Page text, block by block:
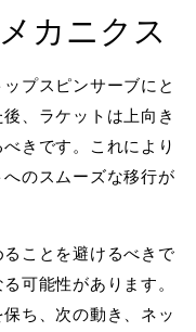
カニクス
プスピンサーブにと
、ラケットは上向き
きです。これにより
のスムーズな移行が
ことを避けるべきで
可能性があります。
ち、次の動き、ネッ